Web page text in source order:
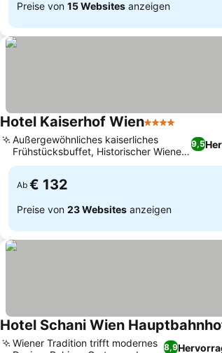
Preise von 15 Websites anzeigen
Hotel Kaiserhof Wien4 Sterne
9,5
Außergewöhnliches kaiserliches
Frühstücksbuffet, Historischer Wiener
Charme seit 1896
Ab € 132
Preise von 23 Websites anzeigen
Hotel Schani Wien
8,9
Wiener Tradition trifft modernes